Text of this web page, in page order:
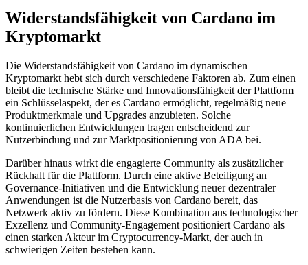
Widerstandsfähigkeit von Cardano im
Kryptomarkt
Die Widerstandsfähigkeit von Cardano im dynamischen
Kryptomarkt hebt sich durch verschiedene Faktoren ab. Zum einen
bleibt die technische Stärke und Innovationsfähigkeit der Plattform
ein Schlüsselaspekt, der es Cardano ermöglicht, regelmäßig neue
Produktmerkmale und Upgrades anzubieten. Solche
kontinuierlichen Entwicklungen tragen entscheidend zur
Nutzerbindung und zur Marktpositionierung von ADA bei.
Darüber hinaus wirkt die engagierte Community als zusätzlicher
Rückhalt für die Plattform. Durch eine aktive Beteiligung an
Governance-Initiativen und die Entwicklung neuer dezentraler
Anwendungen ist die Nutzerbasis von Cardano bereit, das
Netzwerk aktiv zu fördern. Diese Kombination aus technologischer
Exzellenz und Community-Engagement positioniert Cardano als
einen starken Akteur im Cryptocurrency-Markt, der auch in
schwierigen Zeiten bestehen kann.